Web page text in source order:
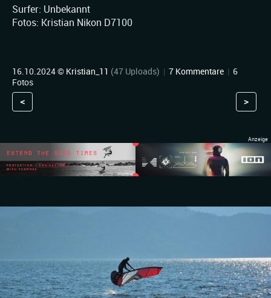
Surfer: Unbekannt
Fotos: Kristian Nikon D7100
16.10.2024 © Kristian_11 (47 Uploads) | 7 Kommentare | 6
Fotos
< >